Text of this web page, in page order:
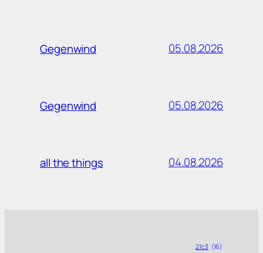
Gegenwind 05.08.2026
Gegenwind 05.08.2026
all the things 04.08.2026
21c3 (16)